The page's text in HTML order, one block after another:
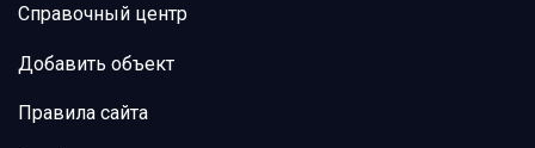
Справочный центр
Добавить объект
Правила сайта